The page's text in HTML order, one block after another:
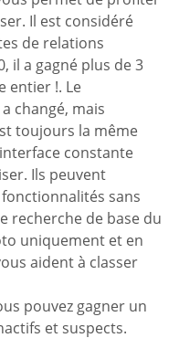
Il est considéré
de relations
il a gagné plus de 3
entier !. Le
changé, mais
toujours la même
constante
Ils peuvent
sans
recherche de base du
uniquement et en
aident à classer
pouvez gagner un
et suspects.